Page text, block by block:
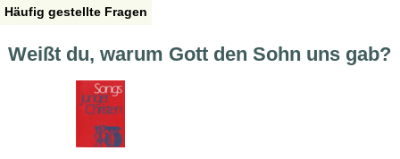
Häufig gestellte Fragen
Weißt du, warum Gott den Sohn uns gab?